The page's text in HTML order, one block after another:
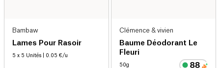
Bambaw
Lames Pour Rasoir
5 x 5 Unités | 0.05 €/u
Clémence & vivien
Baume Déodorant Le
Fleuri
50g